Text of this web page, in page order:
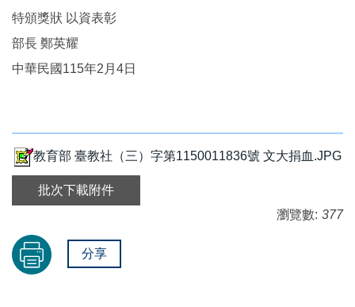
特頒獎狀 以資表彰
部長 鄭英耀
中華民國115年2月4日
教育部 臺教社（三）字第1150011836號 文大捐血.JPG
批次下載附件
瀏覽數: 377
分享